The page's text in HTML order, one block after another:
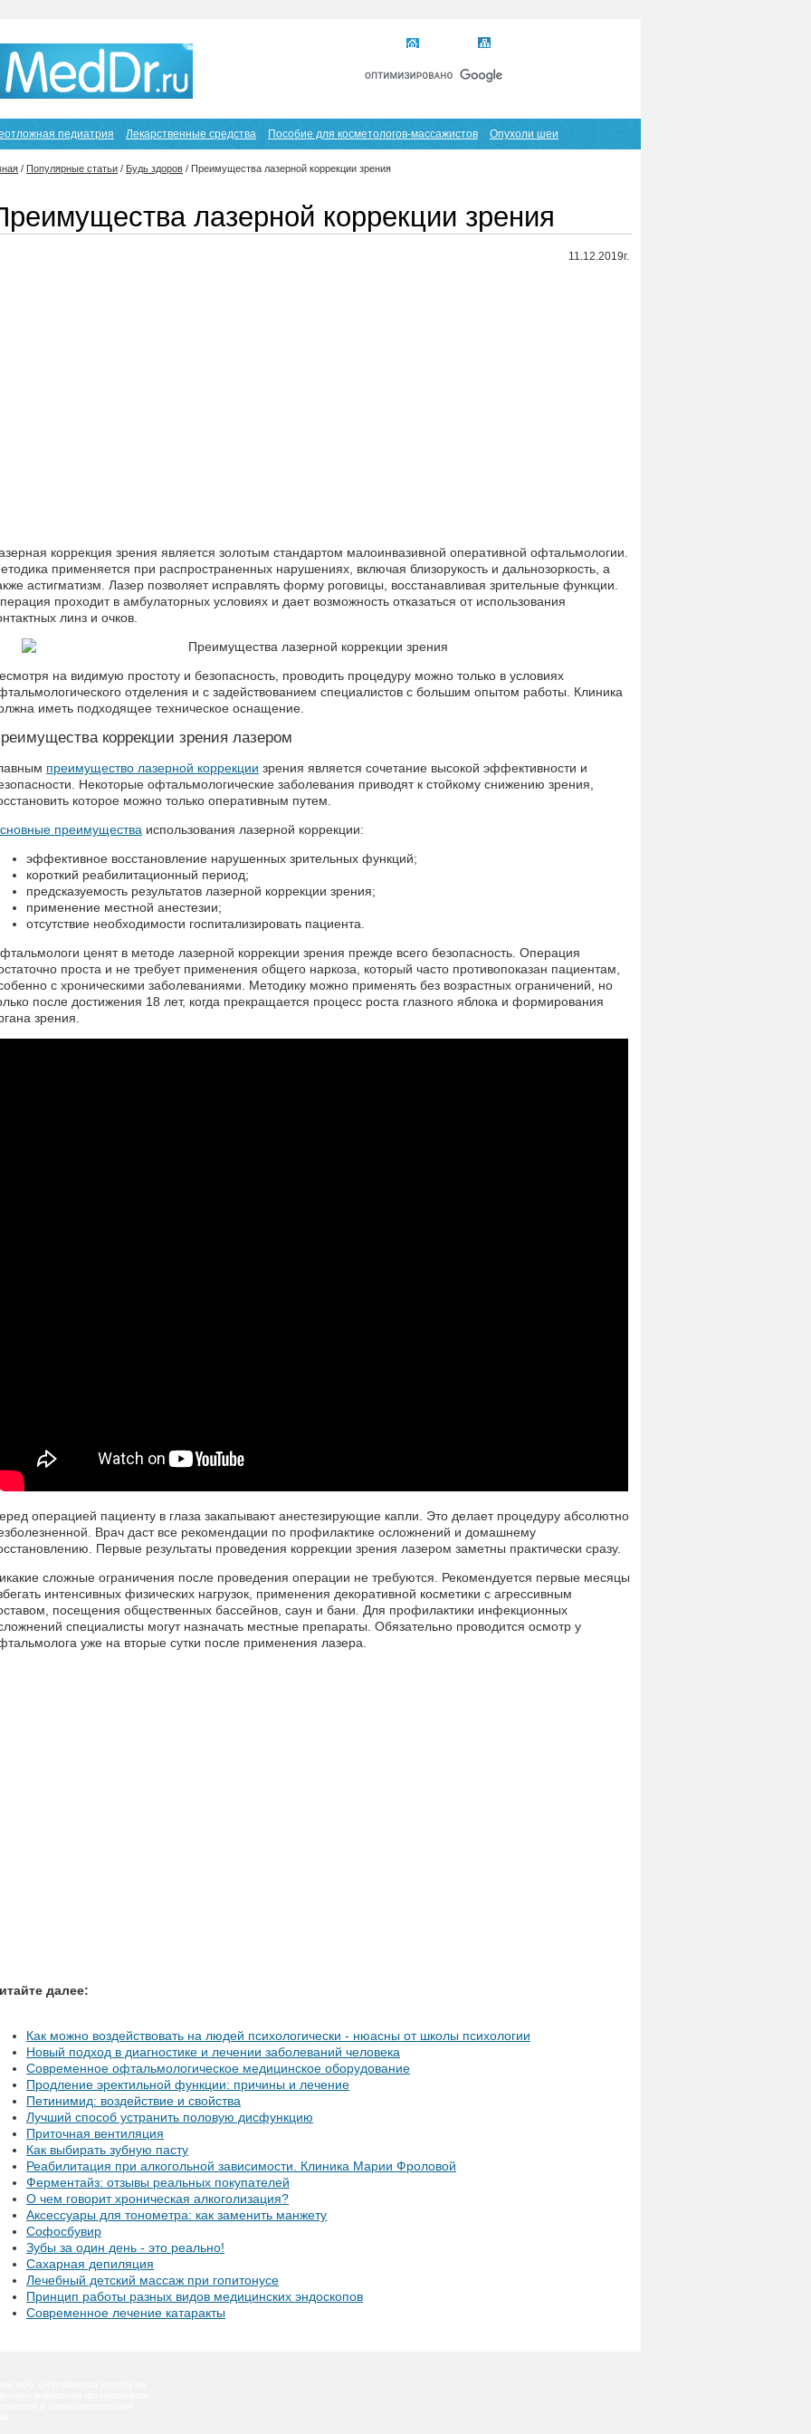
педиатрия Лекарственные средства Пособие для косметологов-массажистов Опухоли шеи
/ Популярные статьи / Будь здоров / Преимущества лазерной коррекции зрения
лазерной коррекции зрения
11.12.2019г.
коррекция зрения является золотым стандартом малоинвазивной оперативной офтальмологии.
применяется при распространенных нарушениях, включая близорукость и дальнозоркость, а
астигматизм. Лазер позволяет исправлять форму роговицы, восстанавливая зрительные функции.
проходит в амбулаторных условиях и дает возможность отказаться от использования
линз и очков.
на видимую простоту и безопасность, проводить процедуру можно только в условиях
отделения и с задействованием специалистов с большим опытом работы. Клиника
иметь подходящее техническое оснащение.
коррекции зрения лазером
преимущество лазерной коррекции зрения является сочетание высокой эффективности и
Некоторые офтальмологические заболевания приводят к стойкому снижению зрения,
которое можно только оперативным путем.
преимущества использования лазерной коррекции:
эффективное восстановление нарушенных зрительных функций;
короткий реабилитационный период;
предсказуемость результатов лазерной коррекции зрения;
применение местной анестезии;
отсутствие необходимости госпитализировать пациента.
ценят в методе лазерной коррекции зрения прежде всего безопасность. Операция
проста и не требует применения общего наркоза, который часто противопоказан пациентам,
с хроническими заболеваниями. Методику можно применять без возрастных ограничений, но
после достижения 18 лет, когда прекращается процесс роста глазного яблока и формирования
зрения.
операцией пациенту в глаза закапывают анестезирующие капли. Это делает процедуру абсолютно
Врач даст все рекомендации по профилактике осложнений и домашнему
Первые результаты проведения коррекции зрения лазером заметны практически сразу.
сложные ограничения после проведения операции не требуются. Рекомендуется первые месяцы
интенсивных физических нагрузок, применения декоративной косметики с агрессивным
посещения общественных бассейнов, саун и бани. Для профилактики инфекционных
специалисты могут назначать местные препараты. Обязательно проводится осмотр у
уже на вторые сутки после применения лазера.
далее:
Как можно воздействовать на людей психологически - нюасны от школы психологии
Новый подход в диагностике и лечении заболеваний человека
Современное офтальмологическое медицинское оборудование
Продление эректильной функции: причины и лечение
Петинимид: воздействие и свойства
Лучший способ устранить половую дисфункцию
Приточная вентиляция
Как выбирать зубную пасту
Реабилитация при алкогольной зависимости. Клиника Марии Фроловой
Ферментайз: отзывы реальных покупателей
О чем говорит хроническая алкоголизация?
Аксессуары для тонометра: как заменить манжету
Софосбувир
Зубы за один день - это реально!
Сахарная депиляция
Лечебный детский массаж при гопитонусе
Принцип работы разных видов медицинских эндоскопов
Современное лечение катаракты